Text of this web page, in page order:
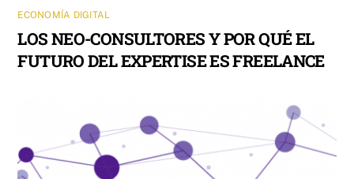
ECONOMÍA DIGITAL
LOS NEO-CONSULTORES Y POR QUÉ EL
FUTURO DEL EXPERTISE ES FREELANCE